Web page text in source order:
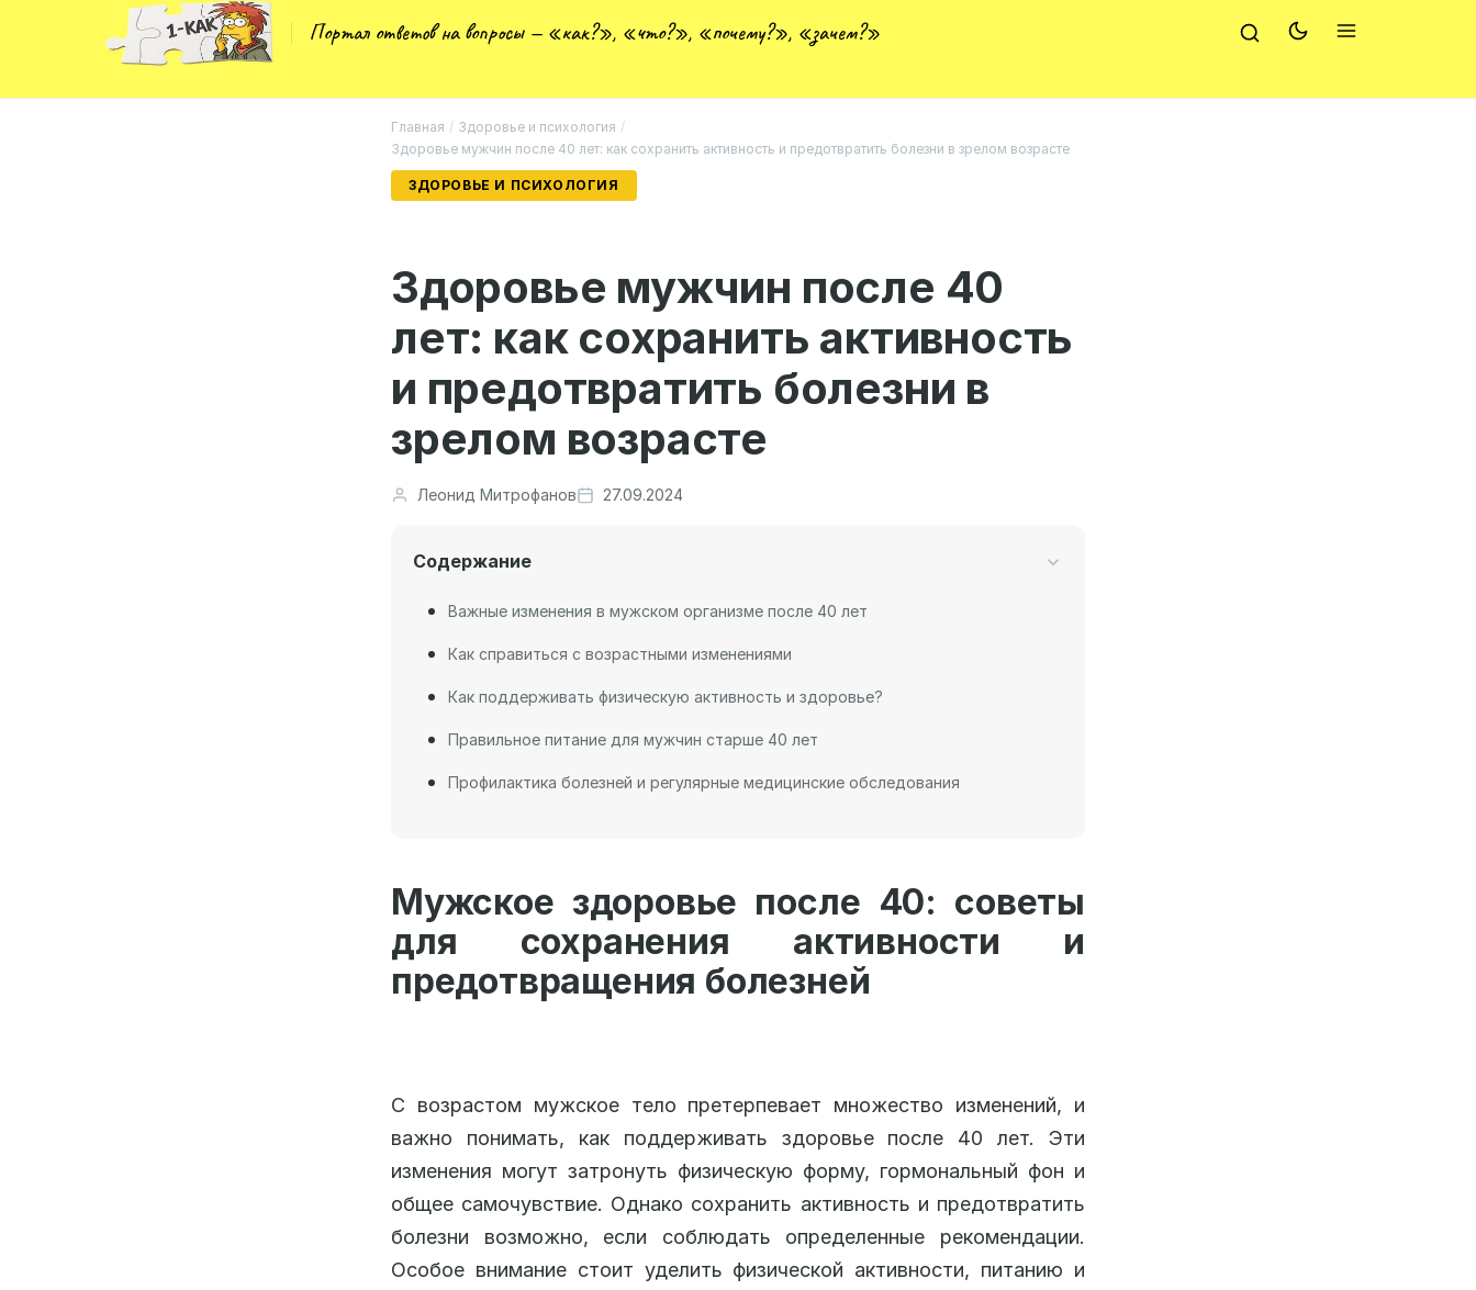
Портал ответов на вопросы — «как?», «что?», «почему?», «зачем?»
Главная / Здоровье и психология /
Здоровье мужчин после 40 лет: как сохранить активность и предотвратить болезни в зрелом возрасте
ЗДОРОВЬЕ И ПСИХОЛОГИЯ
Здоровье мужчин после 40
лет: как сохранить активность
и предотвратить болезни в
зрелом возрасте
Леонид Митрофанов 27.09.2024
Содержание
Важные изменения в мужском организме после 40 лет
Как справиться с возрастными изменениями
Как поддерживать физическую активность и здоровье?
Правильное питание для мужчин старше 40 лет
Профилактика болезней и регулярные медицинские обследования
Мужское здоровье после 40: советы
для сохранения активности и
предотвращения болезней
С возрастом мужское тело претерпевает множество изменений, и
важно понимать, как поддерживать здоровье после 40 лет. Эти
изменения могут затронуть физическую форму, гормональный фон и
общее самочувствие. Однако сохранить активность и предотвратить
болезни возможно, если соблюдать определенные рекомендации.
Особое внимание стоит уделить физической активности, питанию и